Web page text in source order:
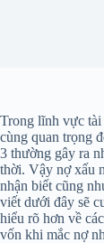
Trong lĩnh vực tài
cùng quan trọng
3 thường gây ra
thời. Vậy nợ xấu
nhận biết cũng
viết dưới đây sẽ
hiểu rõ hơn về
vốn khi mắc nợ